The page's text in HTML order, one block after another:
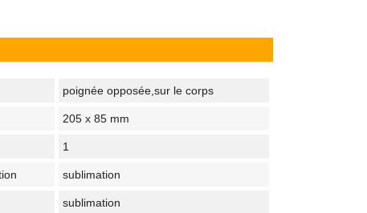
poignée opposée,sur le corps
205 x 85 mm
1
sublimation
sublimation